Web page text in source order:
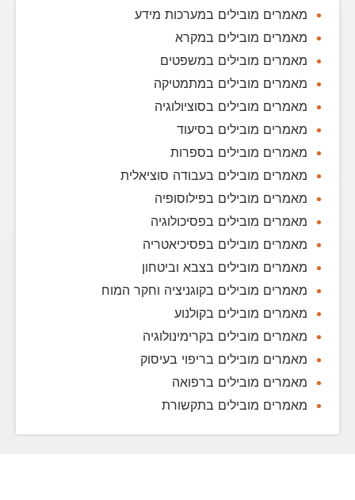
מאמרים מובילים במערכות מידע
מאמרים מובילים במקרא
מאמרים מובילים במשפטים
מאמרים מובילים במתמטיקה
מאמרים מובילים בסוציולוגיה
מאמרים מובילים בסיעוד
מאמרים מובילים בספרות
מאמרים מובילים בעבודה סוציאלית
מאמרים מובילים בפילוסופיה
מאמרים מובילים בפסיכולוגיה
מאמרים מובילים בפסיכיאטריה
מאמרים מובילים בצבא וביטחון
מאמרים מובילים בקוגניציה וחקר המוח
מאמרים מובילים בקולנוע
מאמרים מובילים בקרימינולוגיה
מאמרים מובילים בריפוי בעיסוק
מאמרים מובילים ברפואה
מאמרים מובילים בתקשורת